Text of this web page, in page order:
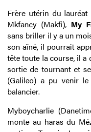
Frère utérin du
Mkfancy (Makfi), My
sans briller il y a un
son aîné, il pourrait
tête toute la course, il a
sortie de tournant et
(Galileo) a pu venir le
balancier.
Myboycharlie
monte au haras du